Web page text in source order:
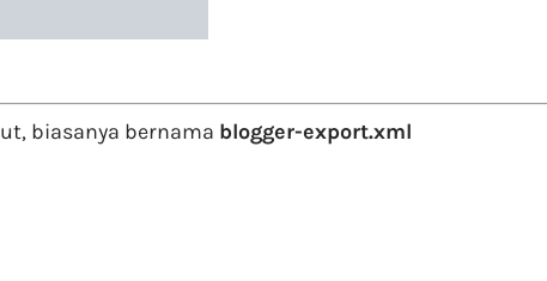
biasanya bernama blogger-export.xml